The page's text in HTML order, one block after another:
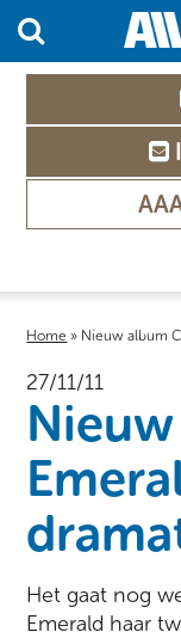
Home » Nieuw album
27/11/11
Het gaat nog
Emerald haar